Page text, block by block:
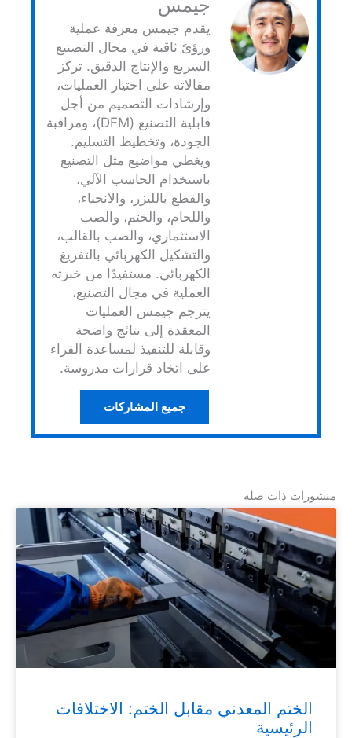
جيمس
يقدم جيمس معرفة عملية
ورؤىً ثاقبة في مجال التصنيع
السريع والإنتاج الدقيق. تركز
مقالاته على اختيار العمليات،
وإرشادات التصميم من أجل
قابلية التصنيع (DFM)، ومراقبة
الجودة، وتخطيط التسليم.
ويغطي مواضيع مثل التصنيع
باستخدام الحاسب الآلي،
والقطع بالليزر، والانحناء،
واللحام، والختم، والصب
الاستثماري، والصب بالقالب،
والتشكيل الكهربائي بالتفريغ
الكهربائي. مستفيدًا من خبرته
العملية في مجال التصنيع،
يترجم جيمس العمليات
المعقدة إلى نتائج واضحة
وقابلة للتنفيذ لمساعدة القراء
على اتخاذ قرارات مدروسة.
جميع المشاركات
منشورات ذات صلة
الختم المعدني مقابل الختم: الاختلافات
الرئيسية